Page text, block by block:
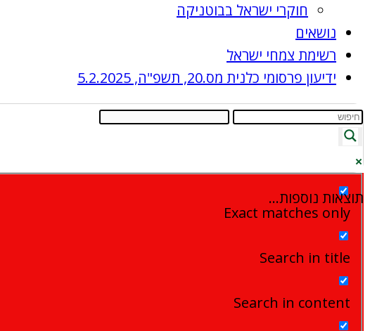
חוקרי ישראל בבוטניקה
נושאים
רשימת צמחי ישראל
ידיעון פרסומי כלנית מס.20, תשפ"ה, 5.2.2025
תוצאות נוספות...
Exact matches only
Search in title
Search in content